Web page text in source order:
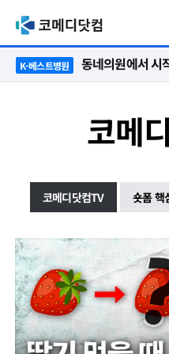
K-베스트병원
코메
코메디닷컴TV 숏폼 핵